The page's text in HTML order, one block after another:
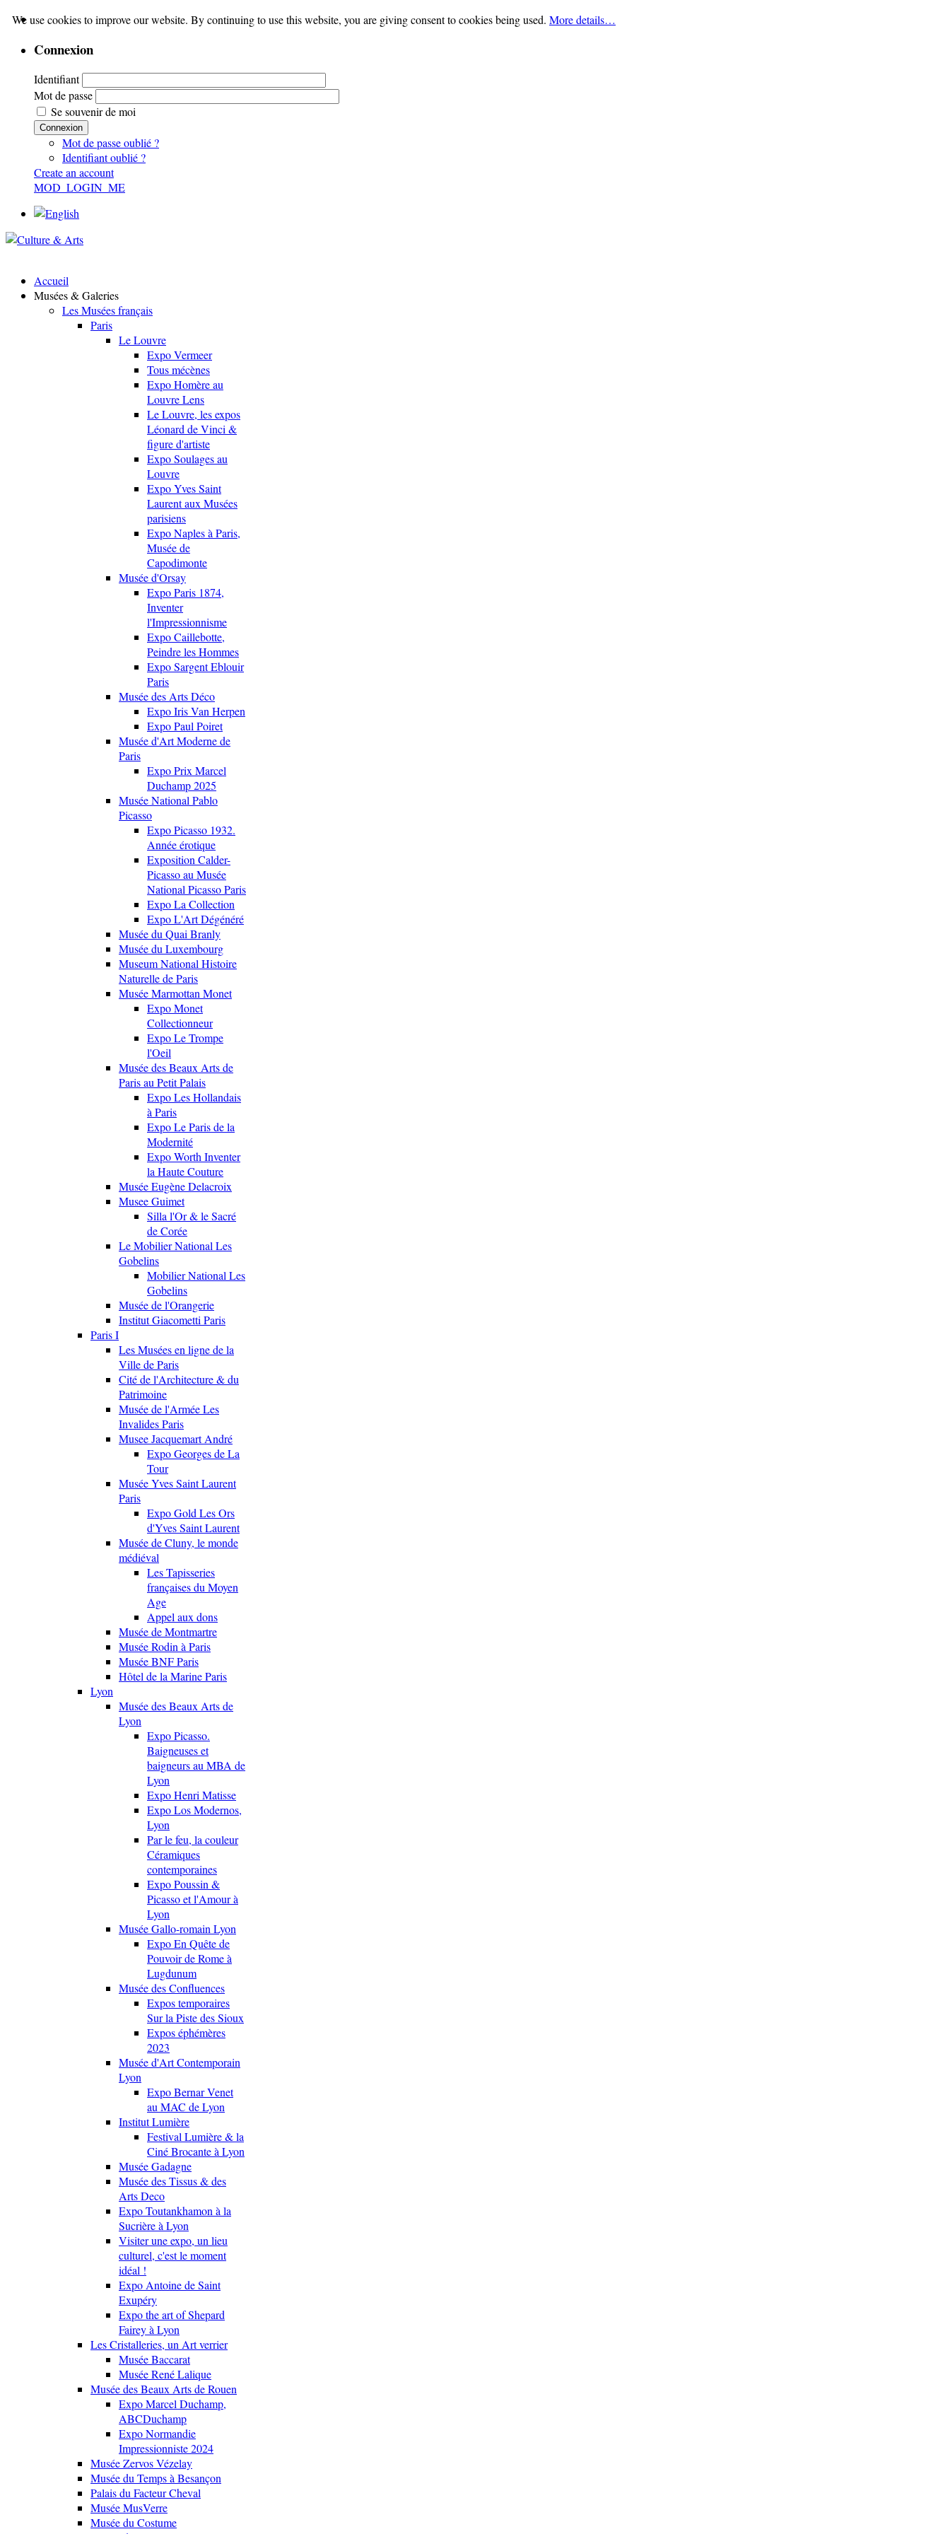
Connexion
Identifiant
Mot de passe
Se souvenir de moi
Connexion
Mot de passe oublié ?
Identifiant oublié ?
Create an account
MOD_LOGIN_ME
Accueil
Musées & Galeries
Les Musées français
Paris
Le Louvre
Expo Vermeer
Tous mécènes
Expo Homère au
Louvre Lens
Le Louvre, les expos
Léonard de Vinci &
figure d'artiste
Expo Soulages au
Louvre
Expo Yves Saint
Laurent aux Musées
parisiens
Expo Naples à Paris,
Musée de
Capodimonte
Musée d'Orsay
Expo Paris 1874,
Inventer
l'Impressionnisme
Expo Caillebotte,
Peindre les Hommes
Expo Sargent Eblouir
Paris
Musée des Arts Déco
Expo Iris Van Herpen
Expo Paul Poiret
Musée d'Art Moderne de
Paris
Expo Prix Marcel
Duchamp 2025
Musée National Pablo
Picasso
Expo Picasso 1932.
Année érotique
Exposition Calder-
Picasso au Musée
National Picasso Paris
Expo La Collection
Expo L'Art Dégénéré
Musée du Quai Branly
Musée du Luxembourg
Museum National Histoire
Naturelle de Paris
Musée Marmottan Monet
Expo Monet
Collectionneur
Expo Le Trompe
l'Oeil
Musée des Beaux Arts de
Paris au Petit Palais
Expo Les Hollandais
à Paris
Expo Le Paris de la
Modernité
Expo Worth Inventer
la Haute Couture
Musée Eugène Delacroix
Musee Guimet
Silla l'Or & le Sacré
de Corée
Le Mobilier National Les
Gobelins
Mobilier National Les
Gobelins
Musée de l'Orangerie
Institut Giacometti Paris
Paris I
Les Musées en ligne de la
Ville de Paris
Cité de l'Architecture & du
Patrimoine
Musée de l'Armée Les
Invalides Paris
Musee Jacquemart André
Expo Georges de La
Tour
Musée Yves Saint Laurent
Paris
Expo Gold Les Ors
d'Yves Saint Laurent
Musée de Cluny, le monde
médiéval
Les Tapisseries
françaises du Moyen
Age
Appel aux dons
Musée de Montmartre
Musée Rodin à Paris
Musée BNF Paris
Hôtel de la Marine Paris
Lyon
Musée des Beaux Arts de
Lyon
Expo Picasso.
Baigneuses et
baigneurs au MBA de
Lyon
Expo Henri Matisse
Expo Los Modernos,
Lyon
Par le feu, la couleur
Céramiques
contemporaines
Expo Poussin &
Picasso et l'Amour à
Lyon
Musée Gallo-romain Lyon
Expo En Quête de
Pouvoir de Rome à
Lugdunum
Musée des Confluences
Expos temporaires
Sur la Piste des Sioux
Expos éphémères
2023
Musée d'Art Contemporain
Lyon
Expo Bernar Venet
au MAC de Lyon
Institut Lumière
Festival Lumière & la
Ciné Brocante à Lyon
Musée Gadagne
Musée des Tissus & des
Arts Deco
Expo Toutankhamon à la
Sucrière à Lyon
Visiter une expo, un lieu
culturel, c'est le moment
idéal !
Expo Antoine de Saint
Exupéry
Expo the art of Shepard
Fairey à Lyon
Les Cristalleries, un Art verrier
Musée Baccarat
Musée René Lalique
Musée des Beaux Arts de Rouen
Expo Marcel Duchamp,
ABCDuchamp
Expo Normandie
Impressionniste 2024
Musée Zervos Vézelay
Musée du Temps à Besançon
Palais du Facteur Cheval
Musée MusVerre
Musée du Costume
We use cookies to improve our website. By continuing to use this website, you are giving consent to cookies being used. More details…